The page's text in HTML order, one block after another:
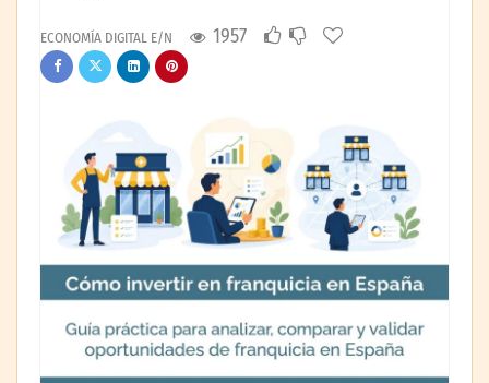
ECONOMÍA DIGITAL E/N 1957